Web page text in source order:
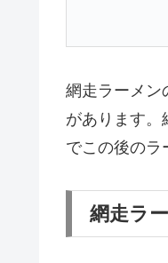
網走ラーメン
があります。
でこの後のラ
網走ラ